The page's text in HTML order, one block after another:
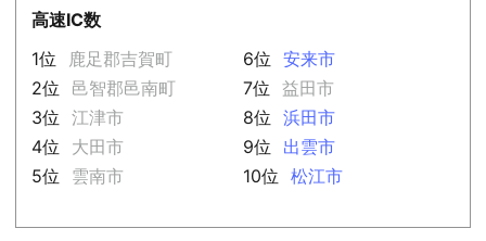
高速IC数
1位
鹿足郡吉賀町
2位
邑智郡邑南町
3位
江津市
4位
大田市
5位
雲南市
6位
安来市
7位
益田市
8位
浜田市
9位
出雲市
10位
松江市